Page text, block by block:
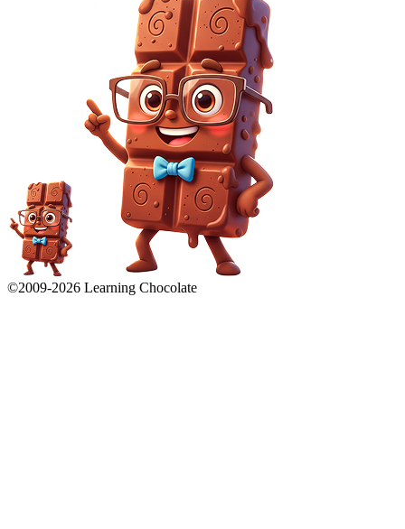
©2009-2026 Learning Chocolate